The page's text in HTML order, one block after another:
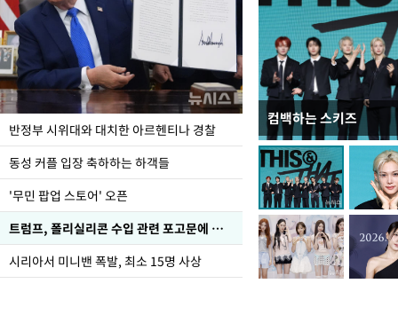
반정부 시위대와 대치한 아르헨티나 경찰
동성 커플 입장 축하하는 하객들
'무민 팝업 스토어' 오픈
트럼프, 폴리실리콘 수입 관련 포고문에 서명
시리아서 미니밴 폭발, 최소 15명 사상
컴백하는 스키즈
입추 코앞인데 전국엔